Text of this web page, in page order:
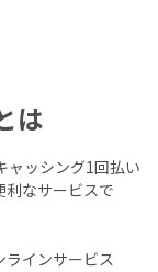
は
ャッシング1回払い
利なサービスで
インサービス